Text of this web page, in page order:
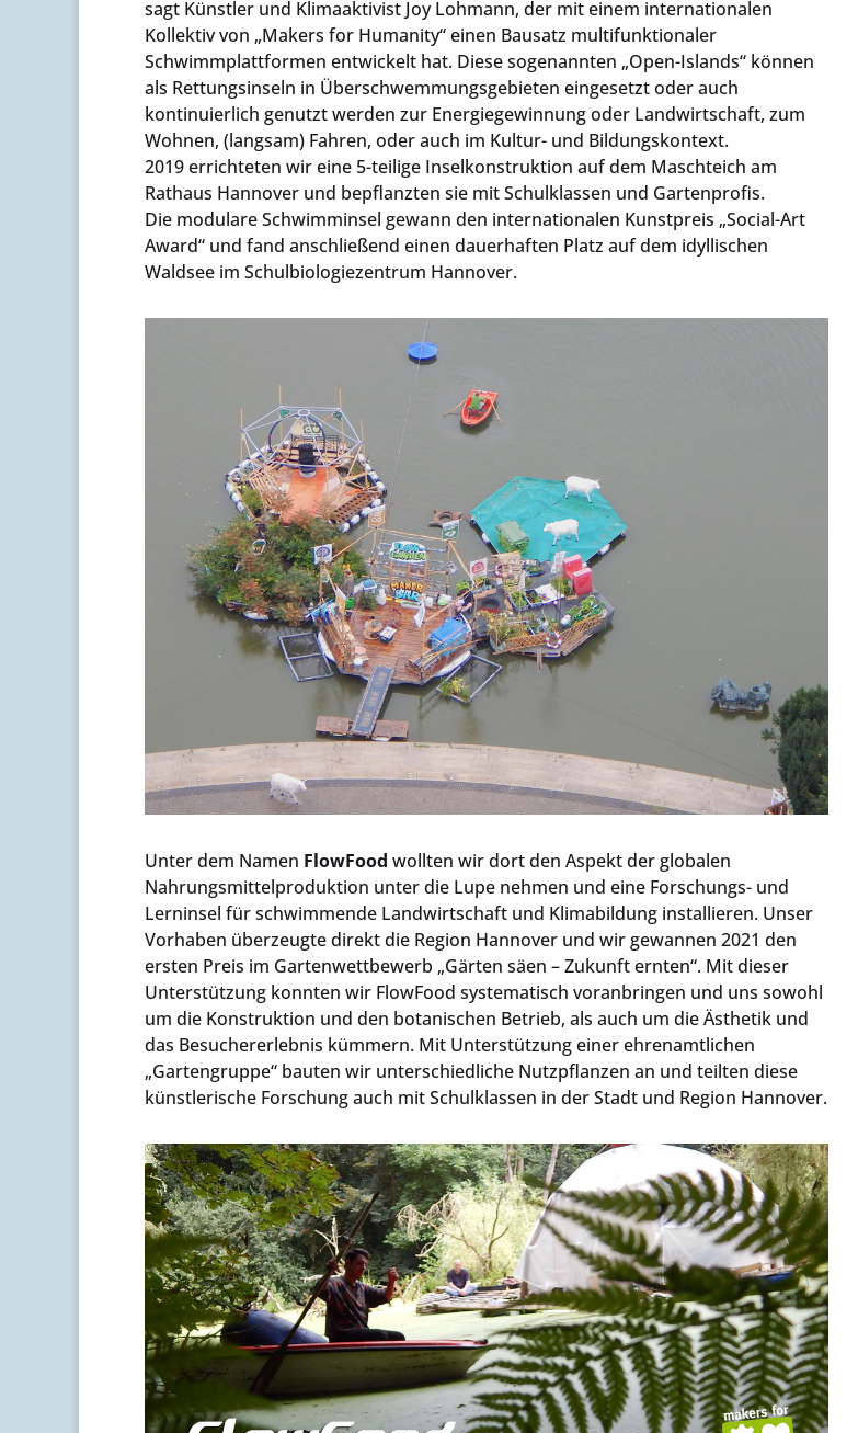
sagt Künstler und Klimaaktivist Joy Lohmann, der mit einem internationalen
Kollektiv von „Makers for Humanity“ einen Bausatz multifunktionaler
Schwimmplattformen entwickelt hat. Diese sogenannten „Open-Islands“ können
als Rettungsinseln in Überschwemmungsgebieten eingesetzt oder auch
kontinuierlich genutzt werden zur Energiegewinnung oder Landwirtschaft, zum
Wohnen, (langsam) Fahren, oder auch im Kultur- und Bildungskontext.
2019 errichteten wir eine 5-teilige Inselkonstruktion auf dem Maschteich am
Rathaus Hannover und bepflanzten sie mit Schulklassen und Gartenprofis.
Die modulare Schwimminsel gewann den internationalen Kunstpreis „Social-Art
Award“ und fand anschließend einen dauerhaften Platz auf dem idyllischen
Waldsee im Schulbiologiezentrum Hannover.
Unter dem Namen FlowFood wollten wir dort den Aspekt der globalen
Nahrungsmittelproduktion unter die Lupe nehmen und eine Forschungs- und
Lerninsel für schwimmende Landwirtschaft und Klimabildung installieren. Unser
Vorhaben überzeugte direkt die Region Hannover und wir gewannen 2021 den
ersten Preis im Gartenwettbewerb „Gärten säen – Zukunft ernten“. Mit dieser
Unterstützung konnten wir FlowFood systematisch voranbringen und uns sowohl
um die Konstruktion und den botanischen Betrieb, als auch um die Ästhetik und
das Besuchererlebnis kümmern. Mit Unterstützung einer ehrenamtlichen
„Gartengruppe“ bauten wir unterschiedliche Nutzpflanzen an und teilten diese
künstlerische Forschung auch mit Schulklassen in der Stadt und Region Hannover.